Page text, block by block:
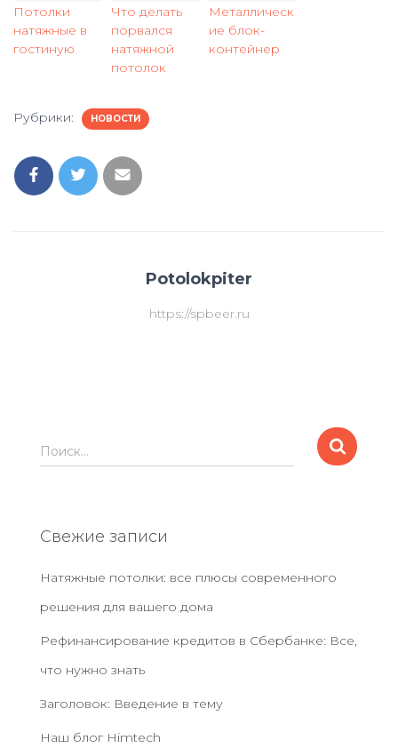
Потолки
натяжные в
гостиную
Что делать
порвался
натяжной
потолок
Металлическ
ие блок-
контейнер
Рубрики: НОВОСТИ
Potolokpiter
https://spbeer.ru
Н
а
:
Поиск…
Свежие записи
Натяжные потолки: все плюсы современного
решения для вашего дома
Рефинансирование кредитов в Сбербанке: Все,
что нужно знать
Заголовок: Введение в тему
Наш блог Нimtech